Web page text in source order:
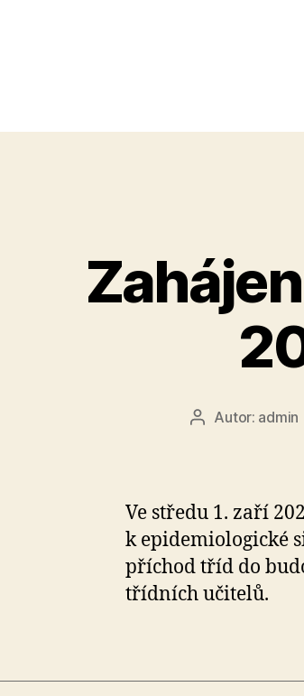
AutorAutor: admin
Ve středu 1. zaří
k epidemiologické
příchod tříd do
třídních učitelů.